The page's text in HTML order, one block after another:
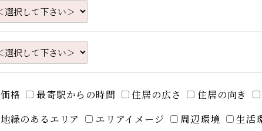
価格 最寄駅からの時間 住居の広さ 住居の向き
地緑のあるエリア
エリアイメージ 周辺環境 生活